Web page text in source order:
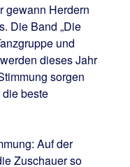
gewann Herdern
Die Band „Die
und
dieses Jahr
sorgen
beste
Auf der
Zuschauer so